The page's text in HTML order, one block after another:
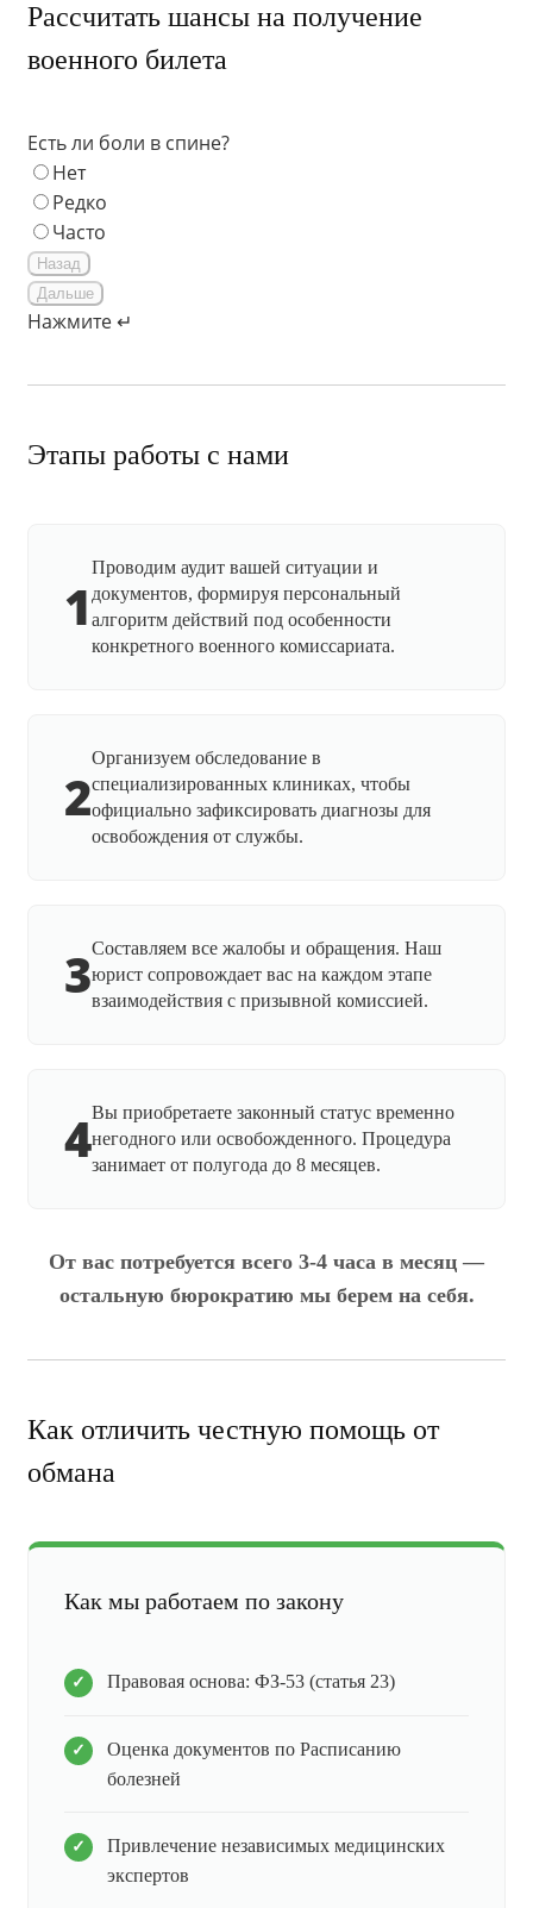
Рассчитать шансы на получение
военного билета
Есть ли боли в спине?
Нет
Редко
Часто
Назад
Дальше
Нажмите ↵
Этапы работы с нами
1
Проводим аудит вашей ситуации и
документов, формируя персональный
алгоритм действий под особенности
конкретного военного комиссариата.
2
Организуем обследование в
специализированных клиниках, чтобы
официально зафиксировать диагнозы для
освобождения от службы.
3Составляем все жалобы и обращения. Наш
юрист сопровождает вас на каждом этапе
взаимодействия с призывной комиссией.
4Вы приобретаете законный статус временно
негодного или освобожденного. Процедура
занимает от полугода до 8 месяцев.
От вас потребуется всего 3-4 часа в месяц —
остальную бюрократию мы берем на себя.
Как отличить честную помощь от
обмана
Как мы работаем по закону
Правовая основа: ФЗ-53 (статья 23)
Оценка документов по Расписанию
болезней
Привлечение независимых медицинских
экспертов